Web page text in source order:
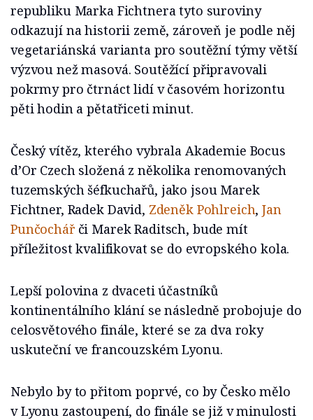
republiku Marka Fichtnera tyto suroviny
odkazují na historii země, zároveň je podle něj
vegetariánská varianta pro soutěžní týmy větší
výzvou než masová. Soutěžící připravovali
pokrmy pro čtrnáct lidí v časovém horizontu
pěti hodin a pětatřiceti minut.
Český vítěz, kterého vybrala Akademie Bocus
d’Or Czech složená z několika renomovaných
tuzemských šéfkuchařů, jako jsou Marek
Fichtner, Radek David, Zdeněk Pohlreich,Jan
Punčochářči Marek Raditsch, bude mít
příležitost kvalifikovat se do evropského kola.
Lepší polovina z dvaceti účastníků
kontinentálního klání se následně probojuje do
celosvětového finále, které se za dva roky
uskuteční ve francouzském Lyonu.
Nebylo by to přitom poprvé, co by Česko mělo
v Lyonu zastoupení, do finále se již v minulosti